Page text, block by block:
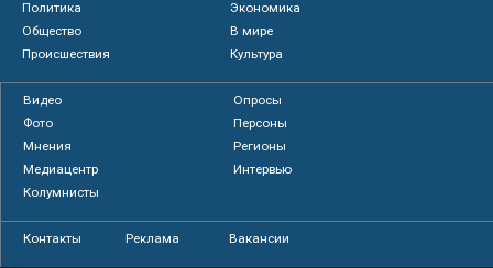
Политика
Экономика
Общество
В мире
Происшествия
Культура
Видео
Опросы
Фото
Персоны
Мнения
Регионы
Медиацентр
Интервью
Колумнисты
Контакты Реклама Вакансии